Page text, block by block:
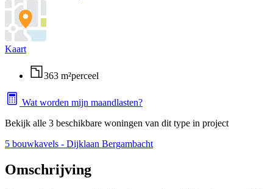
Kaart
363 m²perceel
Wat worden mijn maandlasten?
Bekijk alle 3 beschikbare woningen van dit type in project
5 bouwkavels - Dijklaan Bergambacht
Omschrijving